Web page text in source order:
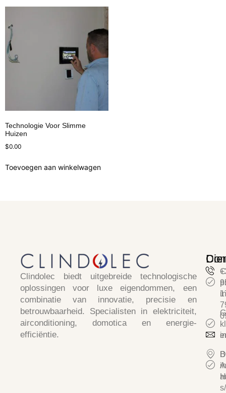
Technologie Voor Slimme
Huizen
$0.00
Toevoegen aan winkelwagen
Clindolec biedt uitgebreide technologische
oplossingen voor luxe eigendommen, een
combinatie van innovatie, precisie en
betrouwbaarheid. Specialisten in elektriciteit,
airconditioning, domotica en energie-
efficiëntie.